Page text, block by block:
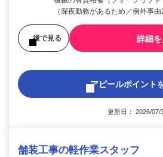
（深夜勤務があるため／例外事
後で見る 詳細
アピールポイント
更新日： 2026/
舗装工事の軽作業スタッフ